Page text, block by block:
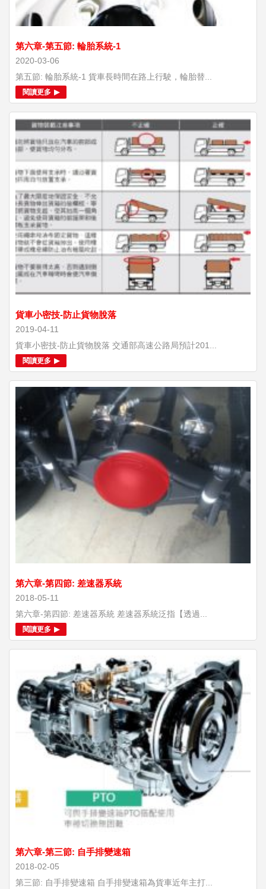
第六章-第五節: 輪胎系統-1
2020-03-06
第五節: 輪胎系統-1 貨車長時間在路上行駛，輪胎替...
閱讀更多
貨車小密技-防止貨物脫落
2019-04-11
貨車小密技-防止貨物脫落 交通部高速公路局預計201...
閱讀更多
第六章-第四節: 差速器系統
2018-05-11
第六章-第四節: 差速器系統 差速器系統泛指【透過...
閱讀更多
第六章-第三節: 自手排變速箱
2018-02-05
第三節: 自手排變速箱 自手排變速箱為貨車近年主打...